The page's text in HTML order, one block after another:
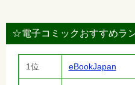
☆電子コミックおすすめラ
1位 eBookJapan